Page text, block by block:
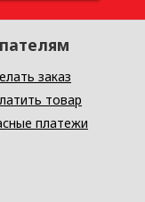
заказ
товар
платежи